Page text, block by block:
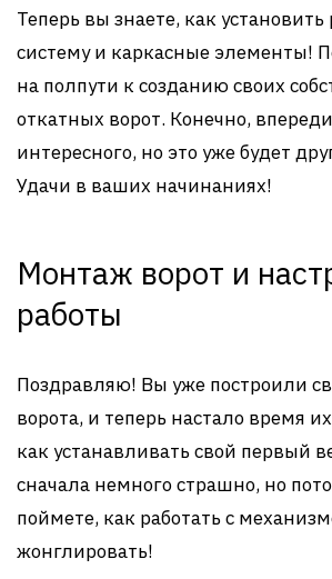
Теперь вы знаете, как
систему и каркасные элементы!
на полпути к созданию своих
откатных ворот. Конечно,
интересного, но это уже будет
Удачи в ваших начинаниях!
Монтаж ворот и
работы
Поздравляю! Вы уже построили
ворота, и теперь настало время
как устанавливать свой первый
сначала немного страшно, но
поймете, как работать с
жонглировать!